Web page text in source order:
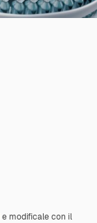
e modificale con il